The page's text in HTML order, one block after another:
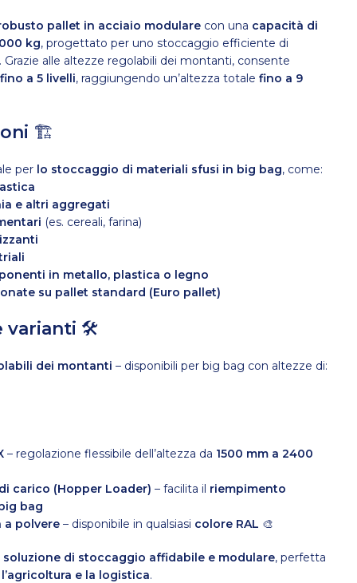
pallet in acciaio modulare con una capacità di
kg, progettato per uno stoccaggio efficiente di
. Grazie alle altezze regolabili dei montanti, consente
a 5 livelli, raggiungendo un’altezza totalefino a 9
🏗
per lo stoccaggio di materiali sfusi in big bag, come:
e altri aggregati
(es. cereali, farina)
in metallo, plastica o legno
su pallet standard (Euro pallet)
varianti 🛠
dei montanti – disponibili per big bag con altezze di:
– regolazione flessibile dell’altezza da 1500 mm a 2400
carico (Hopper Loader) – facilita il riempimento
bag
a polvere – disponibile in qualsiasi colore RAL 🎨
soluzione di stoccaggio affidabile e modulare, perfetta
l’agricoltura e la logistica.